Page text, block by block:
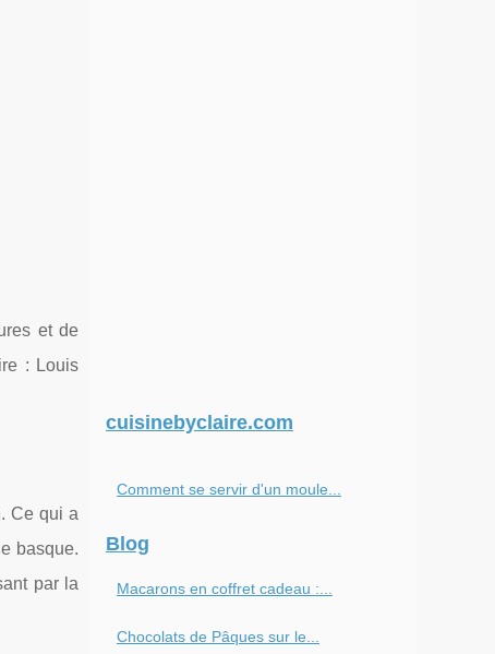
et de
: Louis
Ce qui a
basque.
par la
cuisinebyclaire.com
Comment se servir d'un moule...
Blog
Macarons en coffret cadeau :...
Chocolats de Pâques sur le...